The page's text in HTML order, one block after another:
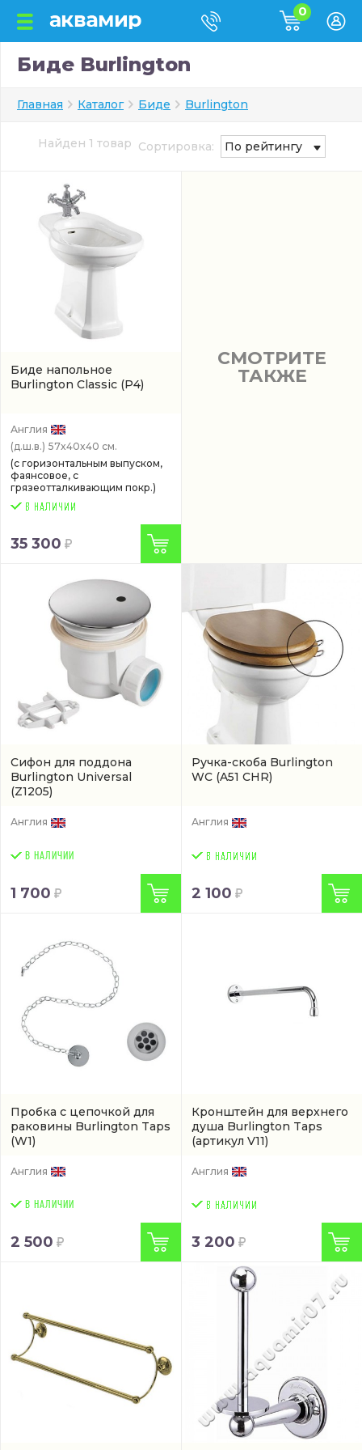
0
Биде Burlington
Главная Каталог Биде Burlington
Найден 1 товар Сортировка: По рейтингу
Биде напольное
Burlington Classic (P4)
Англия
(д.ш.в.) 57x40x40 см.
(с горизонтальным выпуском,
фаянсовое, с
грязеотталкивающим покр.)
35 300
СМОТРИТЕ
ТАКЖЕ
Сифон для поддона
Burlington Universal
(Z1205)
Англия
В НАЛИЧИИ
1 700
Ручка-скоба Burlington
WC (A51 CHR)
Англия
2 100
Пробка с цепочкой для
раковины Burlington Taps
(W1)
Англия
В НАЛИЧИИ
2 500
Кронштейн для верхнего
душа Burlington Taps
(артикул V11)
Англия
3 200